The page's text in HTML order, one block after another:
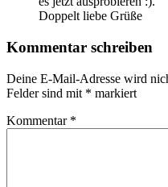
Doppelt liebe Grüße
Kommentar schreiben
Deine E-Mail-Adresse wird
Felder sind mit * markiert
Kommentar *